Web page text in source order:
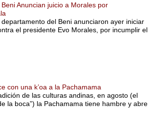
Anuncian juicio a Morales por
del Beni anunciaron ayer iniciar
el presidente Evo Morales, por incumplir el
con una k’oa a la Pachamama
de las culturas andinas, en agosto (el
la boca”) la Pachamama tiene hambre y abre